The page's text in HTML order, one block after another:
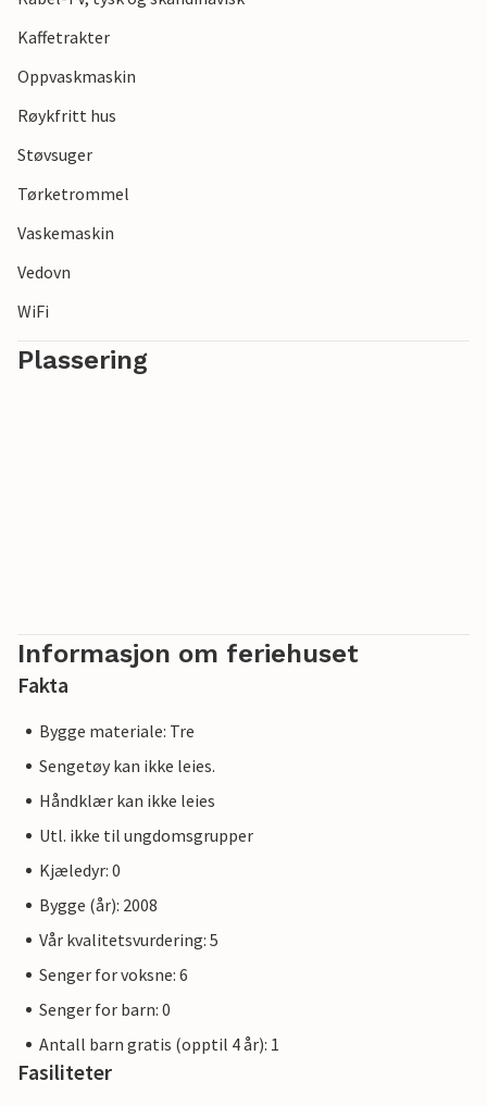
Kaffetrakter
Oppvaskmaskin
Røykfritt hus
Støvsuger
Tørketrommel
Vaskemaskin
Vedovn
WiFi
Plassering
Informasjon om feriehuset
Fakta
Bygge materiale: Tre
Sengetøy kan ikke leies.
Håndklær kan ikke leies
Utl. ikke til ungdomsgrupper
Kjæledyr: 0
Bygge (år): 2008
Vår kvalitetsvurdering: 5
Senger for voksne: 6
Senger for barn: 0
Antall barn gratis (opptil 4 år): 1
Fasiliteter